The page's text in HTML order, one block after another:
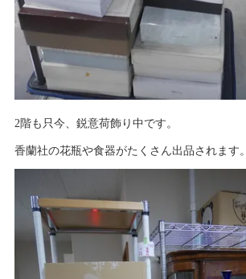
2階も只今、鋭意荷飾り中です。
香蘭社の花瓶や食器がたくさん出品されます。